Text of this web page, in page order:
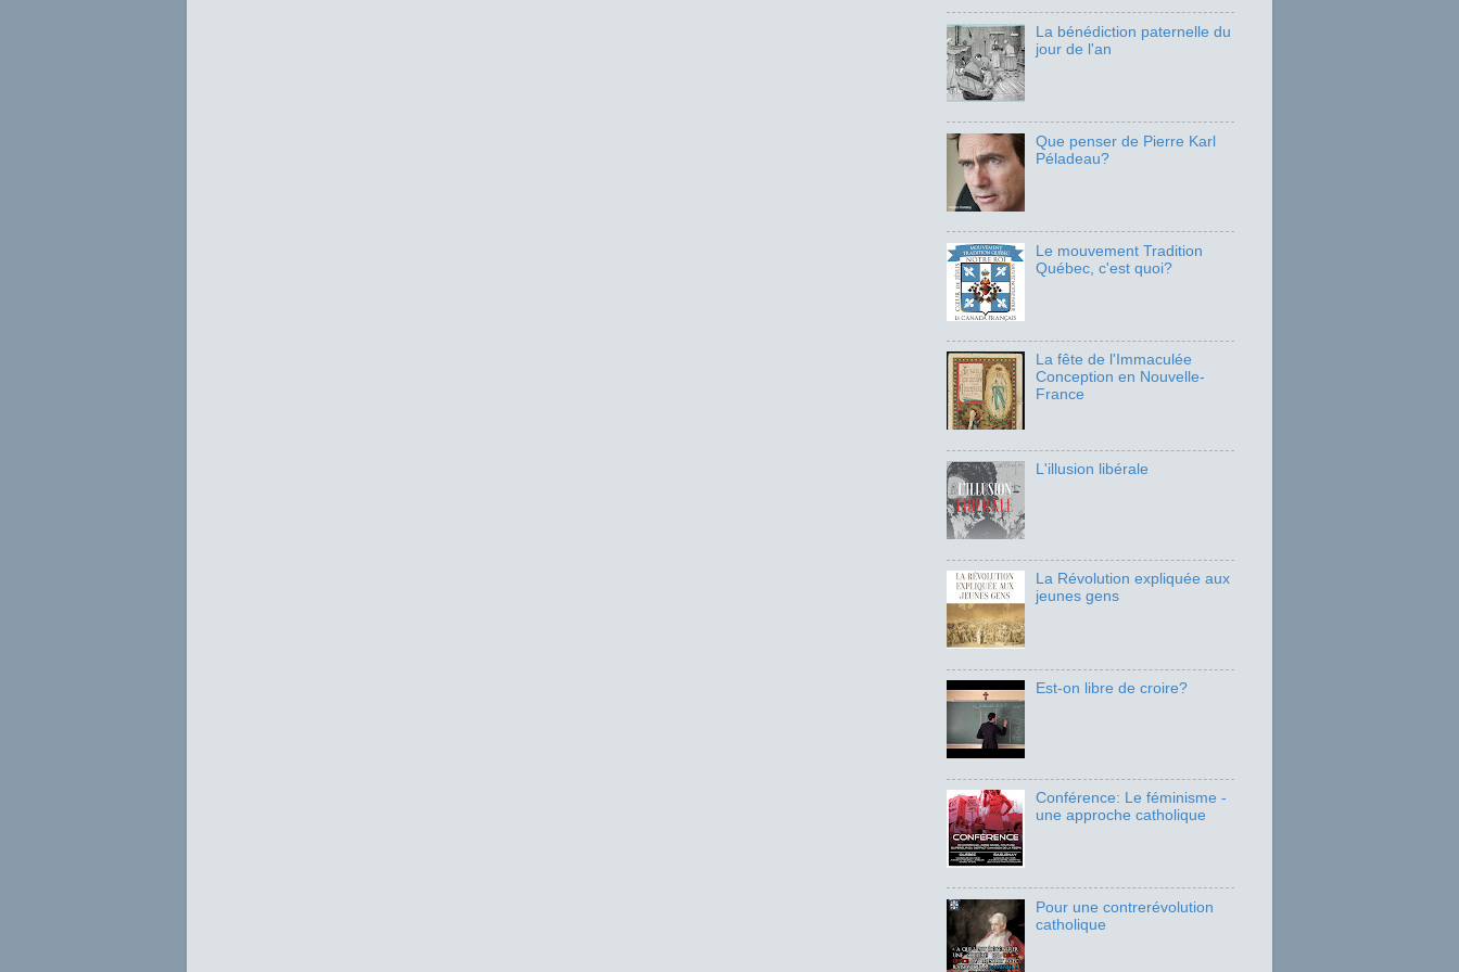
La bénédiction paternelle du
jour de l'an
Que penser de Pierre Karl
Péladeau?
Le mouvement Tradition
Québec, c'est quoi?
La fête de l'Immaculée
Conception en Nouvelle-
France
L'illusion libérale
La Révolution expliquée aux
jeunes gens
Est-on libre de croire?
Conférence: Le féminisme -
une approche catholique
Pour une contrerévolution
catholique